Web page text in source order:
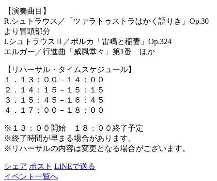
【演奏曲目】
R.シュトラウス／「ツァラトゥストラはかく語りき」Op.30
より冒頭部分
J.シュトラウスⅡ／ポルカ「雷鳴と稲妻」Op.324
エルガー／行進曲「威風堂々」第1番 ほか
【リハーサル・タイムスケジュール】
１．１３：００－１４：００
２．１４：１５－１５：１５
３．１５：４５－１６：４５
４．１７：００－１８：００
※１３：００開始 １８：００終了予定
※終了時間が早まる場合があります。
※リハーサルの内容は変更となる場合がございます。
シェア ポスト LINEで送る
イベント一覧へ